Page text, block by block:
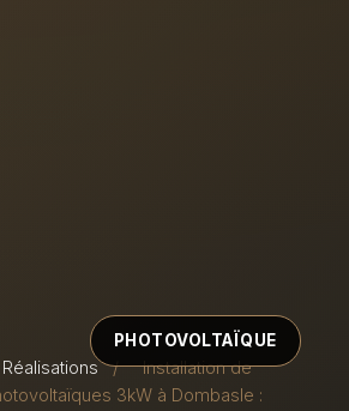
Réalisations /
Installation de
3kW à Dombasle :
PHOTOVOLTAÏQUE